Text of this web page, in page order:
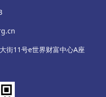
街11号e世界财富中心A座